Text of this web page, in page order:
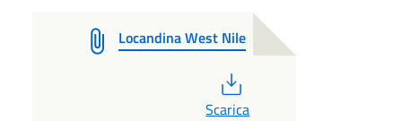
Locandina West Nile
Scarica